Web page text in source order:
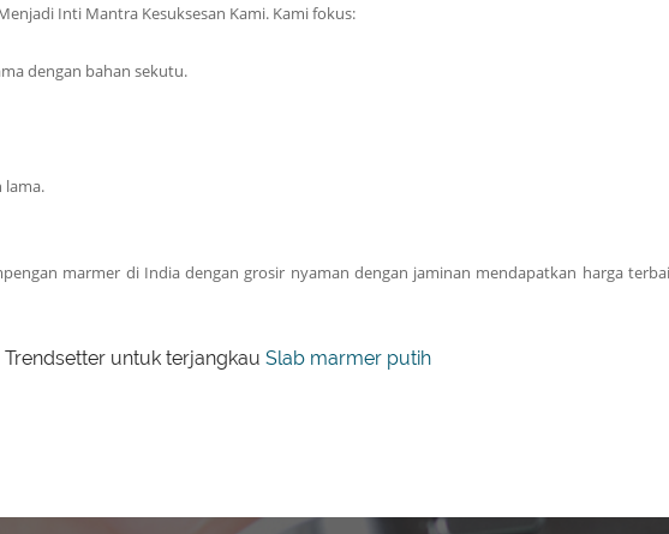
Inti Mantra Kesuksesan Kami. Kami fokus:
dengan bahan sekutu.
lama.
marmer di India dengan grosir nyaman dengan jaminan mendapatkan harga
untuk terjangkau Slab marmer putih